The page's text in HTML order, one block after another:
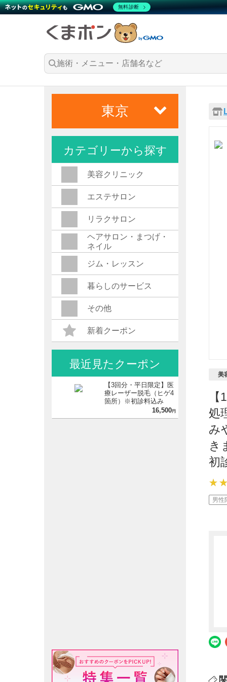
美
処
み
き
初
男性
東京
カテゴリーから探す
美容クリニック
エステサロン
リラクサロン
ヘアサロン・まつげ・
ネイル
ジム・レッスン
暮らしのサービス
その他
新着クーポン
最近見たクーポン
【3回分・平日限定】医
療レーザー脱毛（ヒゲ4
箇所）※初診料込み
16,500円
無料診断